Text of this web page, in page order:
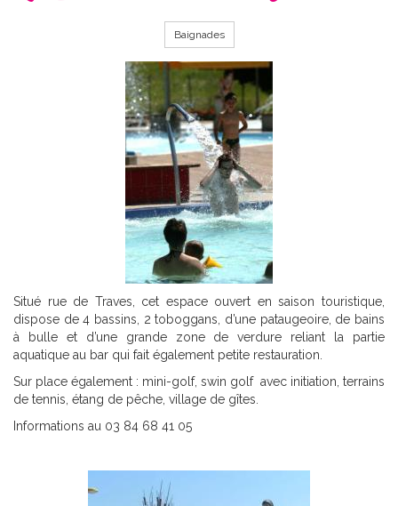
Baignades
Situé rue de Traves, cet espace ouvert en saison touristique,
dispose de 4 bassins, 2 toboggans, d’une pataugeoire, de bains
à bulle et d’une grande zone de verdure reliant la partie
aquatique au bar qui fait également petite restauration.
Sur place également : mini-golf, swin golf avec initiation, terrains
de tennis, étang de pêche, village de gîtes.
Informations au 03 84 68 41 05